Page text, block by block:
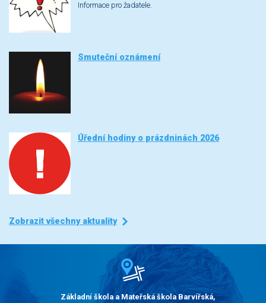
Informace pro žadatele.
Smuteční oznámení
Úřední hodiny o prázdninách 2026
Zobrazit všechny aktuality
Základní škola a Mateřská škola Barvířská,